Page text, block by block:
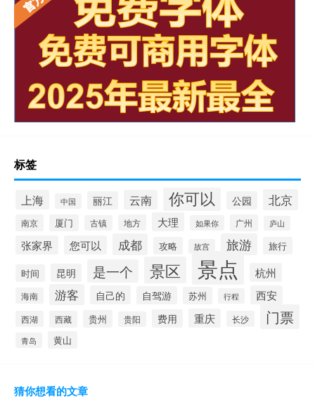
标签
上海 中国 丽江 云南 你可以 公园 北京
南京 厦门 古镇 地方 大理 如果你 广州 庐山
张家界 您可以 成都 攻略 故宫 旅游 旅行
时间 昆明 是一个 景区 景点 杭州
海南 游客 自己的 自驾游 苏州 行程 西安
西湖 西藏 贵州 贵阳 费用 重庆 长沙 门票
青岛 黄山
猜你想看的文章